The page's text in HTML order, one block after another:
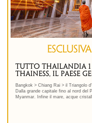
TUTTO THAILANDIA 1
THAINESS, IL PAESE
Bangkok > Chiang Rai > il Triangolo
Dalla grande capitale fino al nord del
Myanmar. Infine il mare, acque
Un programma esclusivo riservato
italiano comprensivo di trasferimenti